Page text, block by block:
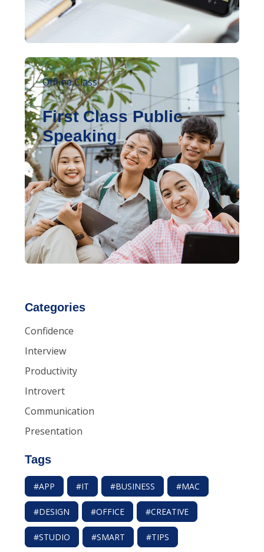
Categories
Confidence
Interview
Productivity
Introvert
Communication
Presentation
Tags
#APP #IT #BUSINESS #MAC
#DESIGN #OFFICE #CREATIVE
#STUDIO #SMART #TIPS
Offline Class
First Class Public
Speaking